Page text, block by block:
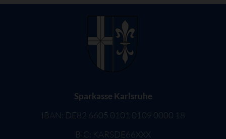
Sparkasse Karlsruhe
IBAN: DE82 6605 0101 0109 0000 18
BIC: KARSDE66XXX